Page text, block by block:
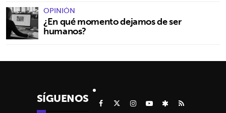
OPINIÓN
¿En qué momento dejamos de ser
humanos?
SÍGUENOS